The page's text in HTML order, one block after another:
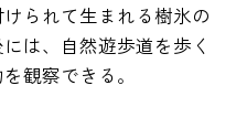
られて生まれる樹氷の
は、自然遊歩道を歩く
観察できる。